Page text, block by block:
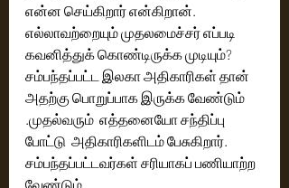
என்ன செய்கிறார் என்கிறான்.
எல்லாவற்றையும் முதலமைச்சர் எப்படி
கவனித்துக் கொண்டிருக்க முடியும்?
சம்பந்தப்பட்ட இலகா அதிகாரிகள் தான்
அதற்கு பொறுப்பாக இருக்க வேண்டும்
.முதல்வரும்  எத்தனையோ சந்திப்பு
போட்டு  அதிகாரிகளிடம் பேசுகிறார்.
சம்பந்தப்பட்டவர்கள் சரியாகப் பணியாற்ற
வேண்டும்.